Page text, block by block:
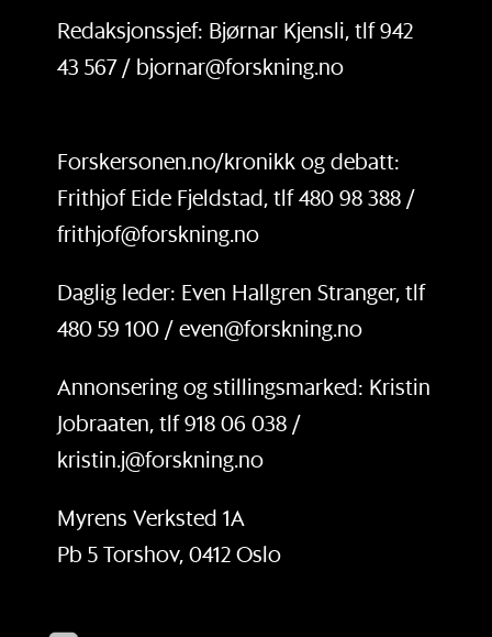
Redaksjonssjef: Bjørnar Kjensli, tlf 942
43 567 / bjornar@forskning.no
Forskersonen.no/kronikk og debatt:
Frithjof Eide Fjeldstad, tlf 480 98 388 /
frithjof@forskning.no
Daglig leder: Even Hallgren Stranger, tlf
480 59 100 / even@forskning.no
Annonsering og stillingsmarked: Kristin
Jobraaten, tlf 918 06 038 /
kristin.j@forskning.no
Myrens Verksted 1A
Pb 5 Torshov, 0412 Oslo